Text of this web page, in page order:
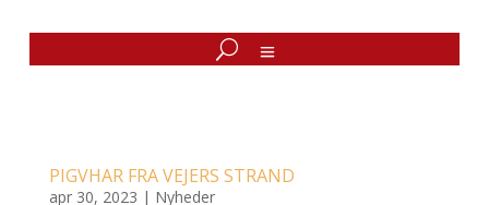
PIGVHAR FRA VEJERS STRAND
apr 30, 2023 | Nyheder